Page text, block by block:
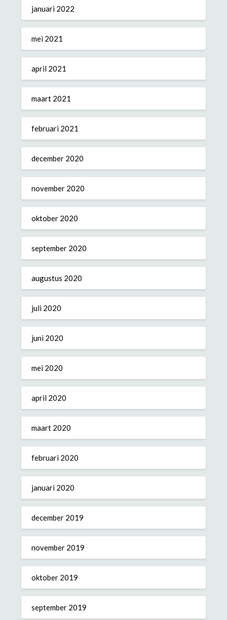
januari 2022
mei 2021
april 2021
maart 2021
februari 2021
december 2020
november 2020
oktober 2020
september 2020
augustus 2020
juli 2020
juni 2020
mei 2020
april 2020
maart 2020
februari 2020
januari 2020
december 2019
november 2019
oktober 2019
september 2019